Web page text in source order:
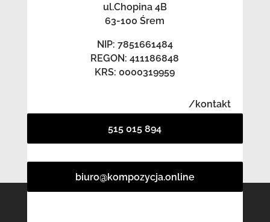
ul.Chopina 4B
63-100 Śrem
NIP: 7851661484
REGON: 411186848
KRS: 0000319959
/kontakt
515 015 894
biuro@kompozycja.online